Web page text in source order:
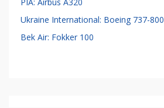
Ukraine International: Boeing 737-800
Bek Air: Fokker 100